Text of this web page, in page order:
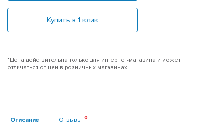
Купить в 1 клик
*Цена действительна только для интернет-магазина и может
отличаться от цен в розничных магазинах
Описание Отзывы